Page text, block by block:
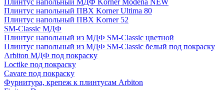
Плинтус напольный МДФ Korner Modena NEW
Плинтус напольный ПВХ Korner Ultima 80
Плинтус напольный ПВХ Korner 52
SM-Classic МДФ
Плинтус напольный из МДФ SM-Classic цветной
Плинтус напольный из МДФ SM-Classic белый под покраску
Arbiton МДФ под покраску
Loctike под покраску
Cavare под покраску
Фурнитура, крепеж к плинтусам Arbiton